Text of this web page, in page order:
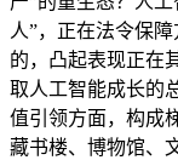
人”，正在法令保
的，凸起表现正在
取人工智能成长的
值引领方面，构成
藏书楼、博物馆、